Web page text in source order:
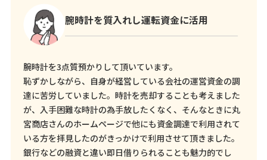
腕時計を質入れし運転資金に活用
腕時計を3点質預かりして頂いています。
恥ずかしながら、自身が経営している会社の運営資金の調
達に苦労していました。時計を売却することも考えました
が、入手困難な時計の為手放したくなく、そんなときに丸
宮商店さんのホームページで他にも資金調達で利用されて
いる方を拝見したのがきっかけで利用させて頂きました。
銀行などの融資と違い即日借りられることも魅力的でし